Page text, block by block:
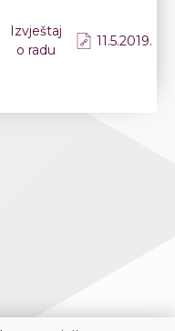
Izvještaj
o radu
11.5.2019.